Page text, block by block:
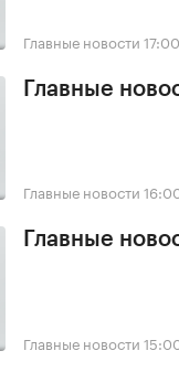
Главные новости 17:00
Главные
Главные новости
Главные
Главные новости